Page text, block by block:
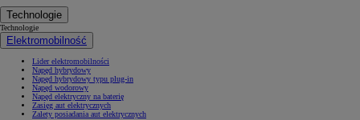
Technologie
Technologie
Elektromobilność
Lider elektromobilności
Napęd hybrydowy
Napęd hybrydowy typu plug-in
Napęd wodorowy
Napęd elektryczny na baterię
Zasięg aut elektrycznych
Zalety posiadania aut elektrycznych